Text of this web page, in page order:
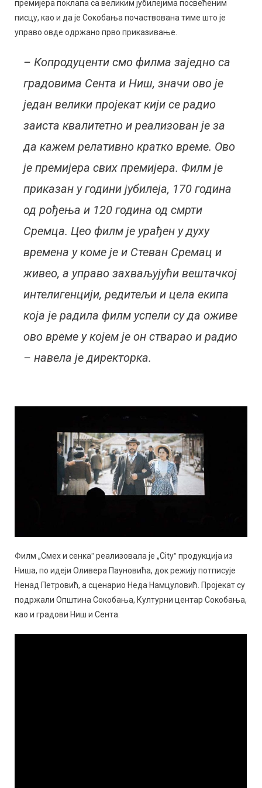
премијера поклапа са великим јубилејима посвећеним
писцу, као и да је Сокобања почаствована тиме што је
управо овде одржано прво приказивање.
– Копродуценти смо филма заједно са
градовима Сента и Ниш, значи ово је
један велики пројекат кији се радио
заиста квалитетно и реализован је за
да кажем релативно кратко време. Ово
је премијера свих премијера. Филм је
приказан у години јубилеја, 170 година
од рођења и 120 година од смрти
Сремца. Цео филм је урађен у духу
времена у коме је и Стеван Сремац и
живео, а управо захваљујући вештачкој
интелигенцији, редитељи и цела екипа
која је радила филм успели су да оживе
ово време у којем је он стварао и радио
– навела је директорка.
Филм „Смех и сенкаˮ реализовала је „Cityˮ продукција из
Ниша, по идеји Оливера Пауновића, док режију потписује
Ненад Петровић, а сценарио Неда Намцуловић. Пројекат су
подржали Општина Сокобања, Културни центар Сокобања,
као и градови Ниш и Сента.